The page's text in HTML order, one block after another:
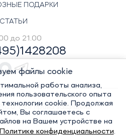
ПОДАРКИ
СТАТЬИ
до 21.00
Все права защищены
файлы cookie
работы анализа,
пользовательского опыта
cookie. Продолжая
Вы соглашаетесь с
на Вашем устройстве на
Политике конфиденциальности.